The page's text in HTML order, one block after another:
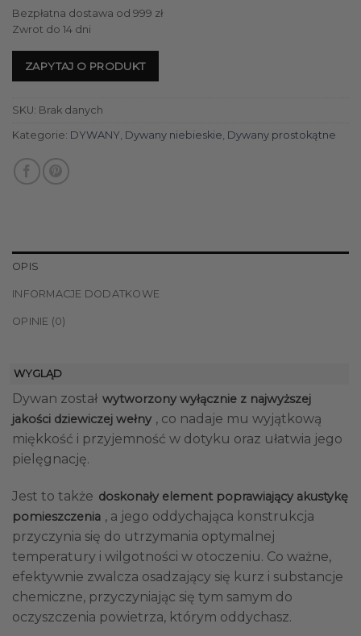
Bezpłatna dostawa od 999 zł
Zwrot do 14 dni
ZAPYTAJ O PRODUKT
SKU: Brak danych
Kategorie: DYWANY, Dywany niebieskie, Dywany prostokątne
OPIS
INFORMACJE DODATKOWE
OPINIE (0)
WYGLĄD
Dywan został wytworzony wyłącznie z najwyższej
jakości dziewiczej wełny , co nadaje mu wyjątkową
miękkość i przyjemność w dotyku oraz ułatwia jego
pielęgnację.
Jest to także doskonały element poprawiający akustykę
pomieszczenia , a jego oddychająca konstrukcja
przyczynia się do utrzymania optymalnej
temperatury i wilgotności w otoczeniu. Co ważne,
efektywnie zwalcza osadzający się kurz i substancje
chemiczne, przyczyniając się tym samym do
oczyszczenia powietrza, którym oddychasz.